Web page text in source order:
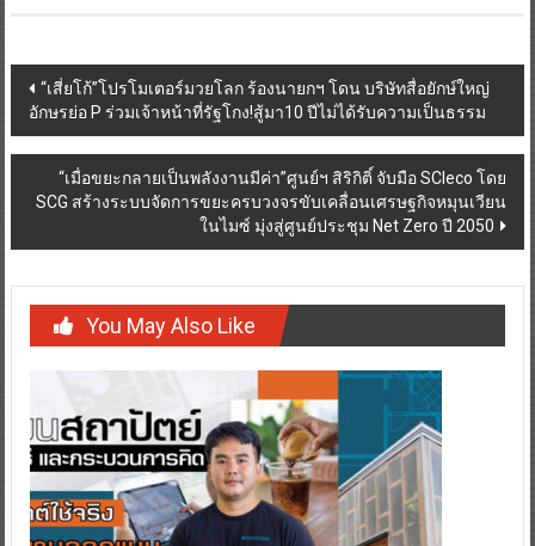
Post
navigation
“เสี่ยโก้”โปรโมเตอร์มวยโลก ร้องนายกฯ โดน บริษัทสื่อยักษ์ใหญ่
อักษรย่อ P ร่วมเจ้าหน้าที่รัฐโกง!สู้มา10 ปีไม่ได้รับความเป็นธรรม
“เมื่อขยะกลายเป็นพลังงานมีค่า”ศูนย์ฯ สิริกิติ์ จับมือ SCIeco โดย
SCG สร้างระบบจัดการขยะครบวงจรขับเคลื่อนเศรษฐกิจหมุนเวียน
ในไมซ์ มุ่งสู่ศูนย์ประชุม Net Zero ปี 2050
You May Also Like